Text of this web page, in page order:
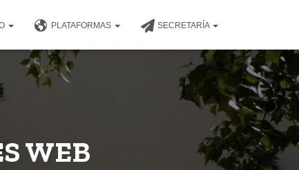
PLATAFORMAS SECRETARÍA
WEB